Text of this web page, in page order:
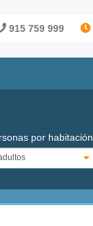
915 759 999
por habitación